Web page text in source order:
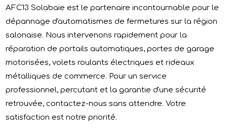
AFC13 Solabaie est le partenaire incontournable pour le
dépannage d'automatismes de fermetures sur la région
salonaise. Nous intervenons rapidement pour la
réparation de portails automatiques, portes de garage
motorisées, volets roulants électriques et rideaux
métalliques de commerce. Pour un service
professionnel, percutant et la garantie d'une sécurité
retrouvée, contactez-nous sans attendre. Votre
satisfaction est notre priorité.